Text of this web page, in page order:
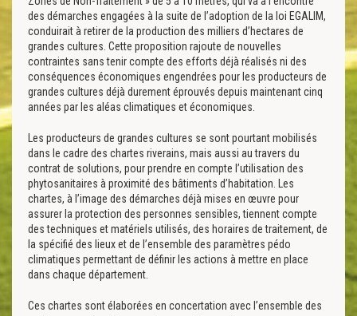
des démarches engagées à la suite de l’adoption de la loi EGALIM,
conduirait à retirer de la production des milliers d’hectares de
grandes cultures. Cette proposition rajoute de nouvelles
contraintes sans tenir compte des efforts déjà réalisés ni des
conséquences économiques engendrées pour les producteurs de
grandes cultures déjà durement éprouvés depuis maintenant cinq
années par les aléas climatiques et économiques.
Les producteurs de grandes cultures se sont pourtant mobilisés
dans le cadre des chartes riverains, mais aussi au travers du
contrat de solutions, pour prendre en compte l’utilisation des
phytosanitaires à proximité des bâtiments d’habitation. Les
chartes, à l’image des démarches déjà mises en œuvre pour
assurer la protection des personnes sensibles, tiennent compte
des techniques et matériels utilisés, des horaires de traitement, de
la spécifié des lieux et de l’ensemble des paramètres pédo
climatiques permettant de définir les actions à mettre en place
dans chaque département.
Ces chartes sont élaborées en concertation avec l’ensemble des